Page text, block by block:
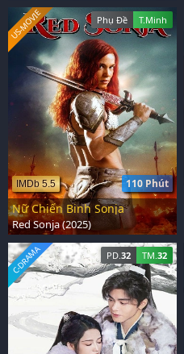
Phụ Đề T.Minh
110 Phút
IMDb 5.5
US-MOVIE
Nữ Chiến Binh Sonja
Red Sonja (2025)
PD.32 TM.32
C-DRAMA